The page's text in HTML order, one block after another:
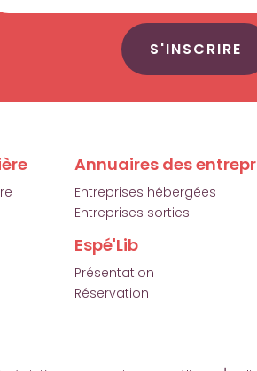
S'INSCRIRE
Annuaires des
Entreprises hébergées
Entreprises sorties
Espé'Lib
Présentation
Réservation